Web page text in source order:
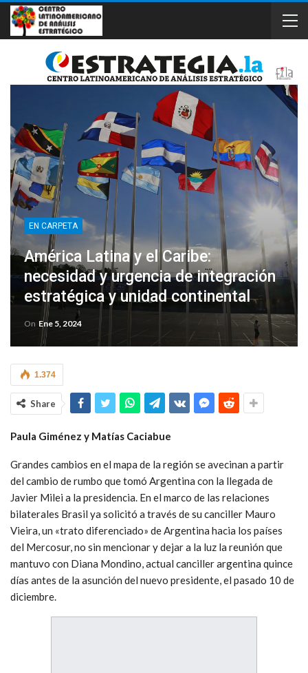
EN CARPETA
América Latina y el Caribe:
necesidad y urgencia de integración
estratégica y unidad continental
On Ene 5, 2024
1.374
Share
Paula Giménez y Matías Caciabue
Grandes cambios en el mapa de la región se avecinan a partir
del cambio de rumbo que tomó Argentina con la llegada de
Javier Milei a la presidencia. En el marco de las relaciones
bilaterales Brasil ya solicitó a través de su canciller Mauro
Vieira, un «trato diferenciado» de Argentina hacia los países
del Mercosur, no sin mencionar y dejar a la luz la reunión que
mantuvo con Diana Mondino, actual canciller argentina quince
días antes de la asunción del nuevo presidente, el pasado 10 de
diciembre.